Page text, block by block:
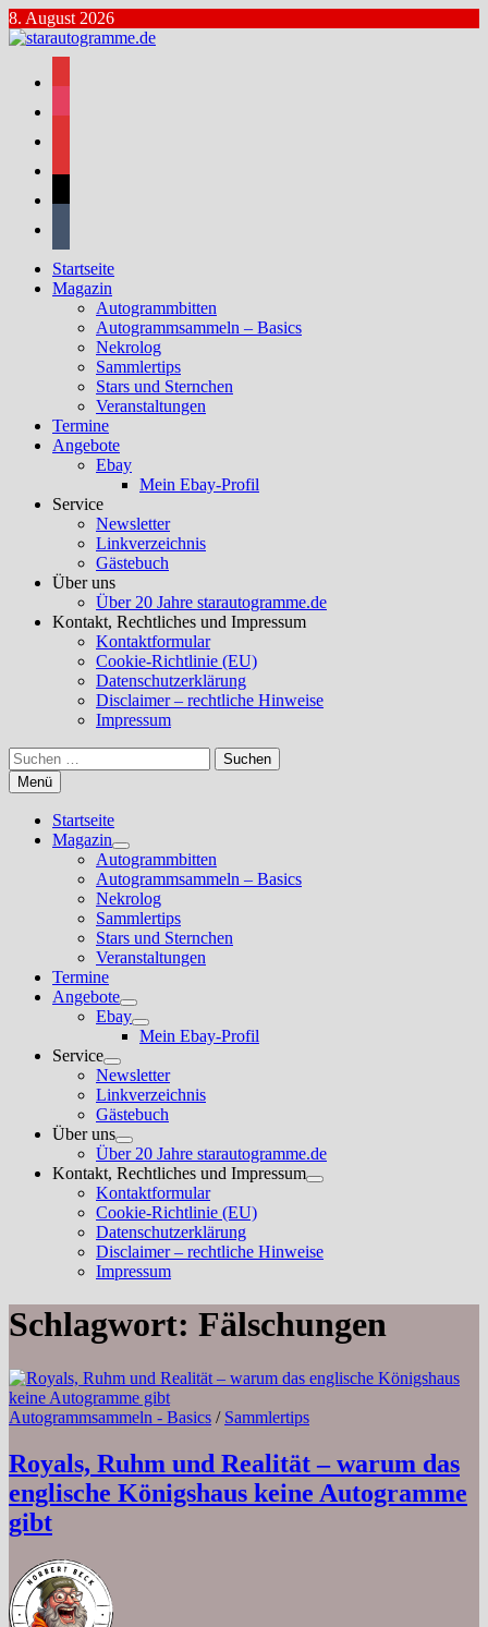
Zum
Inhalt
springen
8. August 2026
Startseite
Magazin
Autogrammbitten
Autogrammsammeln – Basics
Nekrolog
Sammlertips
Stars und Sternchen
Veranstaltungen
Termine
Angebote
Ebay
Mein Ebay-Profil
Service
Newsletter
Linkverzeichnis
Gästebuch
Über uns
Über 20 Jahre starautogramme.de
Kontakt, Rechtliches und Impressum
Kontaktformular
Cookie-Richtlinie (EU)
Datenschutzerklärung
Disclaimer – rechtliche Hinweise
Impressum
Suchen
nach:
Menü
Startseite
Magazin
Untermenü
anzeigen
Autogrammbitten
Autogrammsammeln – Basics
Nekrolog
Sammlertips
Stars und Sternchen
Veranstaltungen
Termine
Angebote
Untermenü
anzeigen
Ebay
Untermenü
anzeigen
Mein Ebay-Profil
Service
Untermenü
anzeigen
Newsletter
Linkverzeichnis
Gästebuch
Über uns
Untermenü
anzeigen
Über 20 Jahre starautogramme.de
Kontakt, Rechtliches und Impressum
Untermenü
Kontaktformular
Cookie-Richtlinie (EU)
Datenschutzerklärung
Disclaimer – rechtliche Hinweise
Impressum
Schlagwort: Fälschungen
Autogrammsammeln - Basics / Sammlertips
Royals, Ruhm und Realität – warum das
englische Königshaus keine Autogramme
gibt